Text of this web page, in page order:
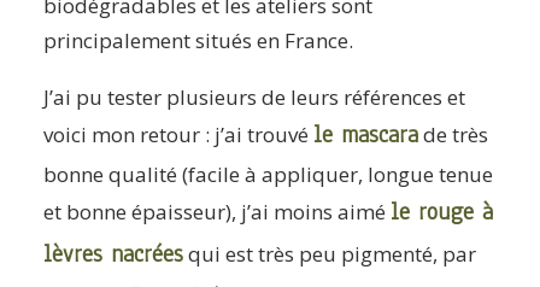
principalement situés en France.
J’ai pu tester plusieurs de leurs références et
voici mon retour : j’ai trouvé le mascarade très
bonne qualité (facile à appliquer, longue tenue
et bonne épaisseur), j’ai moins aimé le rouge à
lèvres nacréesqui est très peu pigmenté, par